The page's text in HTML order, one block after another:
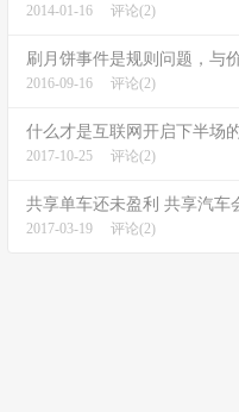
2014-01-16 评论(2)
刷月饼事件是规则问题，与
2016-09-16 评论(2)
什么才是互联网开启下半场
2017-10-25 评论(2)
共享单车还未盈利 共享汽车
2017-03-19 评论(2)